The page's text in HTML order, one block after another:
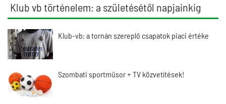
Klub vb történelem: a születésétől napjainkig
Klub-vb: a tornán szereplő csapatok piaci értéke
Szombati sportműsor + TV közvetítések!